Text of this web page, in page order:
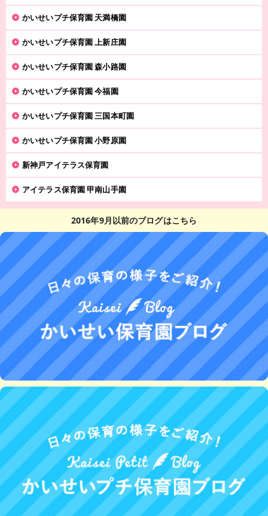
かいせいプチ保育園 天満橋園
かいせいプチ保育園 上新庄園
かいせいプチ保育園 森小路園
かいせいプチ保育園 今福園
かいせいプチ保育園 三国本町園
かいせいプチ保育園 小野原園
新神戸アイテラス保育園
アイテラス保育園 甲南山手園
2016年9月以前のブログはこちら